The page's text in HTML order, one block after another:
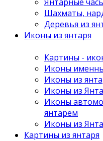
Шахматы,
Деревья из
Иконы из янтаря
Картины -
Иконы
Иконы из
Иконы из
Иконы
янтарем
Иконы из
Картины из янтаря